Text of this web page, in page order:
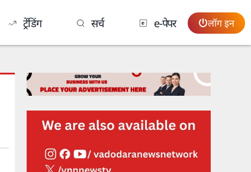
ट्रेंडिंग सर्च e-पेपर लॉग इन